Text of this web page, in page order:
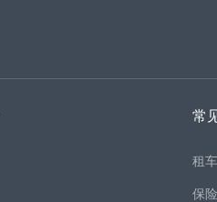
常
租
保